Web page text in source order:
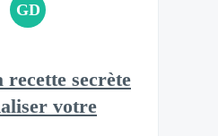
GD
secrète
votre